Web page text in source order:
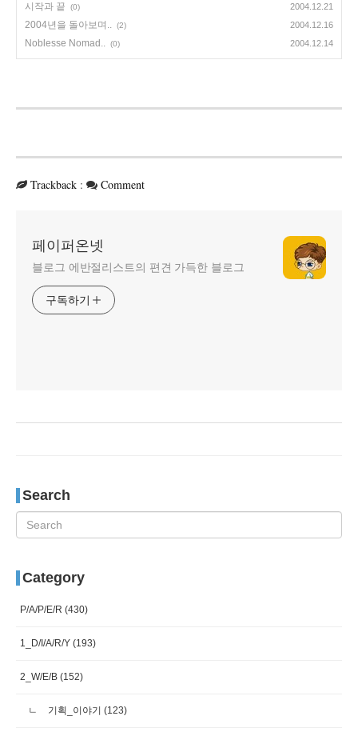
시작과 끝 (0) 2004.12.21
2004년을 돌아보며.. (2) 2004.12.16
Noblesse Nomad.. (0) 2004.12.14
Trackback : Comment
페이퍼온넷
블로그 에반절리스트의 편견 가득한 블로그
구독하기
Search
Category
P/A/P/E/R (430)
1_D/I/A/R/Y (193)
2_W/E/B (152)
기획_이야기 (123)